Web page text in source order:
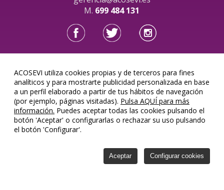
M. 699 484 131
Acosevi, SL © 2026
Cookies
Configurar
ACOSEVI utiliza cookies propias y de terceros para fines
analíticos y para mostrarte publicidad personalizada en base
a un perfil elaborado a partir de tus hábitos de navegación
(por ejemplo, páginas visitadas). Pulsa AQUÍ para más
información. Puedes aceptar todas las cookies pulsando el
botón 'Aceptar' o configurarlas o rechazar su uso pulsando
el botón 'Configurar'.
Aceptar Configurar cookies